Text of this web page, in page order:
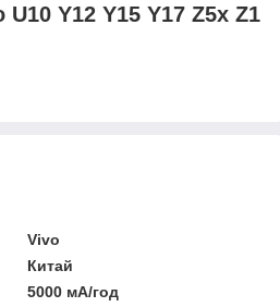
Y12 Y15 Y17 Z5x Z1
Vivo
Китай
5000 мА/год